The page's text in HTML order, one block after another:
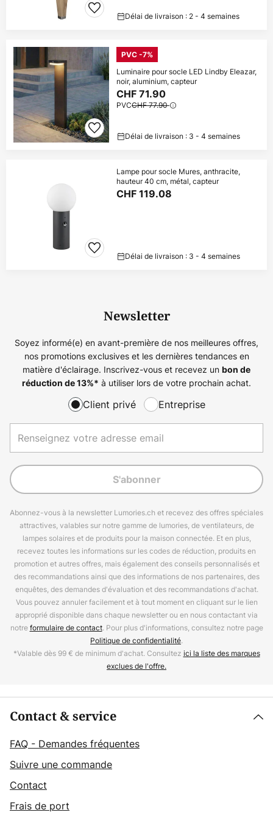
Délai de livraison : 2 - 4 semaines
PVC -7%
Luminaire pour socle LED Lindby Eleazar,
noir, aluminium, capteur
CHF 71.90
PVCCHF 77.90
Délai de livraison : 3 - 4 semaines
Lampe pour socle Mures, anthracite,
hauteur 40 cm, métal, capteur
CHF 119.08
Délai de livraison : 3 - 4 semaines
Newsletter
Soyez informé(e) en avant-première de nos meilleures offres,
nos promotions exclusives et les dernières tendances en
matière d'éclairage. Inscrivez-vous et recevez un bon de
réduction de13%* à utiliser lors de votre prochain achat.
Client privé Entreprise
S'abonner
Abonnez-vous à la newsletter Lumories.ch et recevez des offres spéciales
attractives, valables sur notre gamme de lumories, de ventilateurs, de
lampes solaires et de produits pour la maison connectée. Et en plus,
recevez toutes les informations sur les codes de réduction, produits en
promotion et autres offres, mais également des conseils personnalisés et
des recommandations ainsi que des informations de nos partenaires, des
enquêtes, des demandes d'évaluation et des recommandations d'achat.
Vous pouvez annuler facilement et à tout moment en cliquant sur le lien
approprié disponible dans chaque newsletter ou en nous contactant via
notreformulaire de contact. Pour plus d'informations, consultez notre page
Politique de confidentialité.
*Valable dès 99 € de minimum d'achat. Consultez ici la liste des marques
exclues de l'offre.
Contact & service
FAQ - Demandes fréquentes
Suivre une commande
Contact
Frais de port